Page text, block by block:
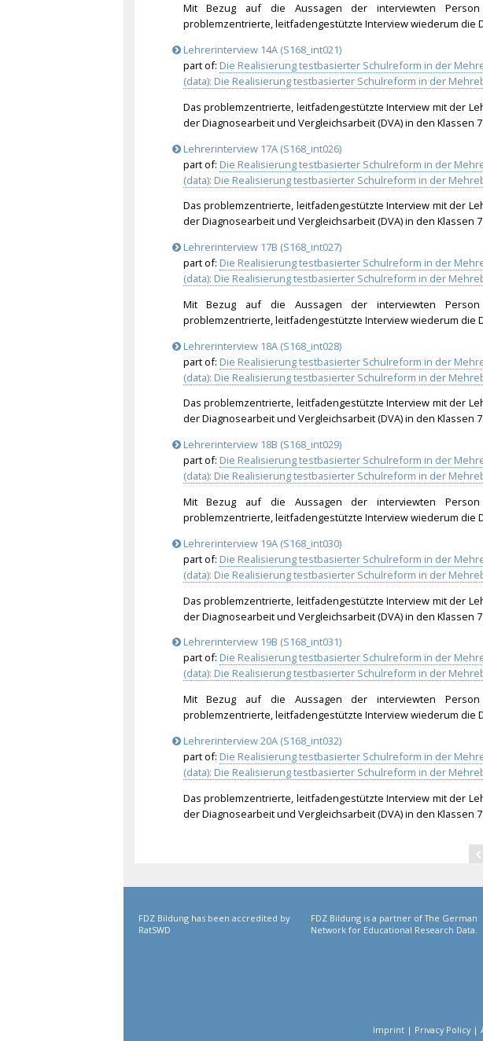
Mit Bezug auf die Aussagen der interviewten
problemzentrierte, leitfadengestützte Interview wiederum die
Lehrerinterview 14A (S168_int021)
part of: Die Realisierung testbasierter Schulreform in der
(data): Die Realisierung testbasierter Schulreform in der
Das problemzentrierte, leitfadengestützte Interview mit der
der Diagnosearbeit und Vergleichsarbeit (DVA) in den Klassen
Lehrerinterview 17A (S168_int026)
part of: Die Realisierung testbasierter Schulreform in der
(data): Die Realisierung testbasierter Schulreform in der
Das problemzentrierte, leitfadengestützte Interview mit der
der Diagnosearbeit und Vergleichsarbeit (DVA) in den Klassen
Lehrerinterview 17B (S168_int027)
part of: Die Realisierung testbasierter Schulreform in der
(data): Die Realisierung testbasierter Schulreform in der
Mit Bezug auf die Aussagen der interviewten
problemzentrierte, leitfadengestützte Interview wiederum die
Lehrerinterview 18A (S168_int028)
part of: Die Realisierung testbasierter Schulreform in der
(data): Die Realisierung testbasierter Schulreform in der
Das problemzentrierte, leitfadengestützte Interview mit der
der Diagnosearbeit und Vergleichsarbeit (DVA) in den Klassen
Lehrerinterview 18B (S168_int029)
part of: Die Realisierung testbasierter Schulreform in der
(data): Die Realisierung testbasierter Schulreform in der
Mit Bezug auf die Aussagen der interviewten
problemzentrierte, leitfadengestützte Interview wiederum die
Lehrerinterview 19A (S168_int030)
part of: Die Realisierung testbasierter Schulreform in der
(data): Die Realisierung testbasierter Schulreform in der
Das problemzentrierte, leitfadengestützte Interview mit der
der Diagnosearbeit und Vergleichsarbeit (DVA) in den Klassen
Lehrerinterview 19B (S168_int031)
part of: Die Realisierung testbasierter Schulreform in der
(data): Die Realisierung testbasierter Schulreform in der
Mit Bezug auf die Aussagen der interviewten
problemzentrierte, leitfadengestützte Interview wiederum die
Lehrerinterview 20A (S168_int032)
part of: Die Realisierung testbasierter Schulreform in der
(data): Die Realisierung testbasierter Schulreform in der
Das problemzentrierte, leitfadengestützte Interview mit der
der Diagnosearbeit und Vergleichsarbeit (DVA) in den Klassen
FDZ Bildung has been accredited by
RatSWD
FDZ Bildung is a partner of The German
Network for Educational Research Data.
Imprint| Privacy Policy|